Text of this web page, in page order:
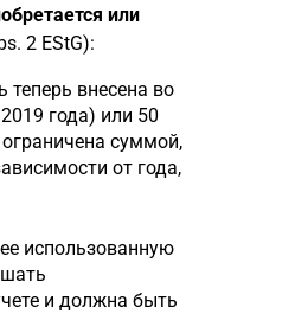
или
2 EStG):
внесена во
года) или 50
суммой,
от года,
использованную
и должна быть